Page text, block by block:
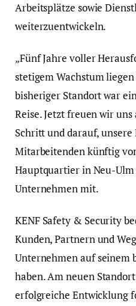
Arbeitsplätze sowie
weiterzuentwickeln.
„Fünf Jahre voller
stetigem Wachstum
bisheriger Standort war
Reise. Jetzt freuen wir
Schritt und darauf,
Mitarbeitenden künftig
Hauptquartier in Neu-Ulm
Unternehmen mit.
KENF Safety & Security
Kunden, Partnern und
Unternehmen auf seinem
haben. Am neuen
erfolgreiche Entwicklung